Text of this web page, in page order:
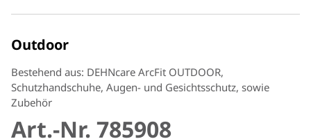
Outdoor
Bestehend aus: DEHNcare ArcFit OUTDOOR,
Schutzhandschuhe, Augen- und Gesichtsschutz, sowie
Zubehör
Art.-Nr. 785908